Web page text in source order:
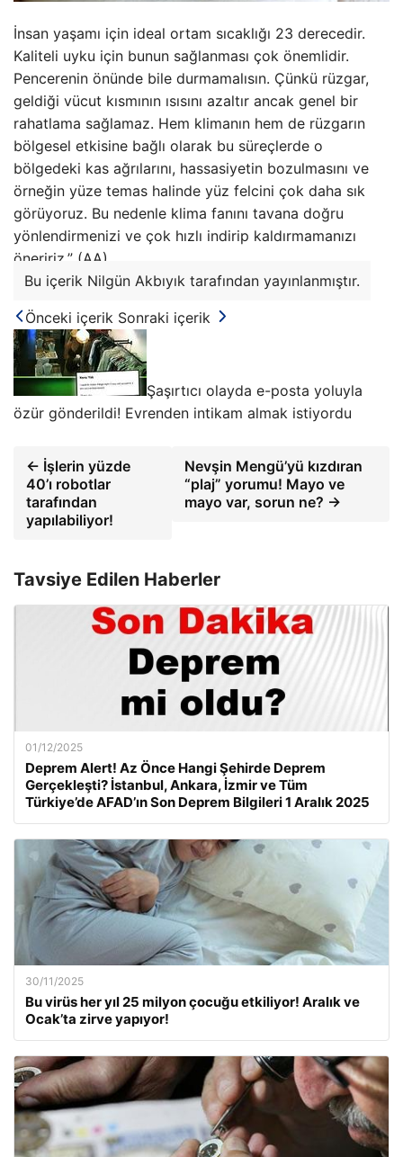
İnsan yaşamı için ideal ortam sıcaklığı 23 derecedir.
Kaliteli uyku için bunun sağlanması çok önemlidir.
Pencerenin önünde bile durmamalısın. Çünkü rüzgar,
geldiği vücut kısmının ısısını azaltır ancak genel bir
rahatlama sağlamaz. Hem klimanın hem de rüzgarın
bölgesel etkisine bağlı olarak bu süreçlerde o
bölgedeki kas ağrılarını, hassasiyetin bozulmasını ve
örneğin yüze temas halinde yüz felcini çok daha sık
görüyoruz. Bu nedenle klima fanını tavana doğru
yönlendirmenizi ve çok hızlı indirip kaldırmamanızı
öneririz.” (AA)
Bu içerik Nilgün Akbıyık tarafından yayınlanmıştır.
Önceki içerik Sonraki içerik
Şaşırtıcı olayda e-posta yoluyla
özür gönderildi! Evrenden intikam almak istiyordu
← İşlerin yüzde
40’ı robotlar
tarafından
yapılabiliyor!
Nevşin Mengü’yü kızdıran
“plaj” yorumu! Mayo ve
mayo var, sorun ne? →
Tavsiye Edilen Haberler
01/12/2025
Deprem Alert! Az Önce Hangi Şehirde Deprem
Gerçekleşti? İstanbul, Ankara, İzmir ve Tüm
Türkiye’de AFAD’ın Son Deprem Bilgileri 1 Aralık 2025
30/11/2025
Bu virüs her yıl 25 milyon çocuğu etkiliyor! Aralık ve
Ocak’ta zirve yapıyor!